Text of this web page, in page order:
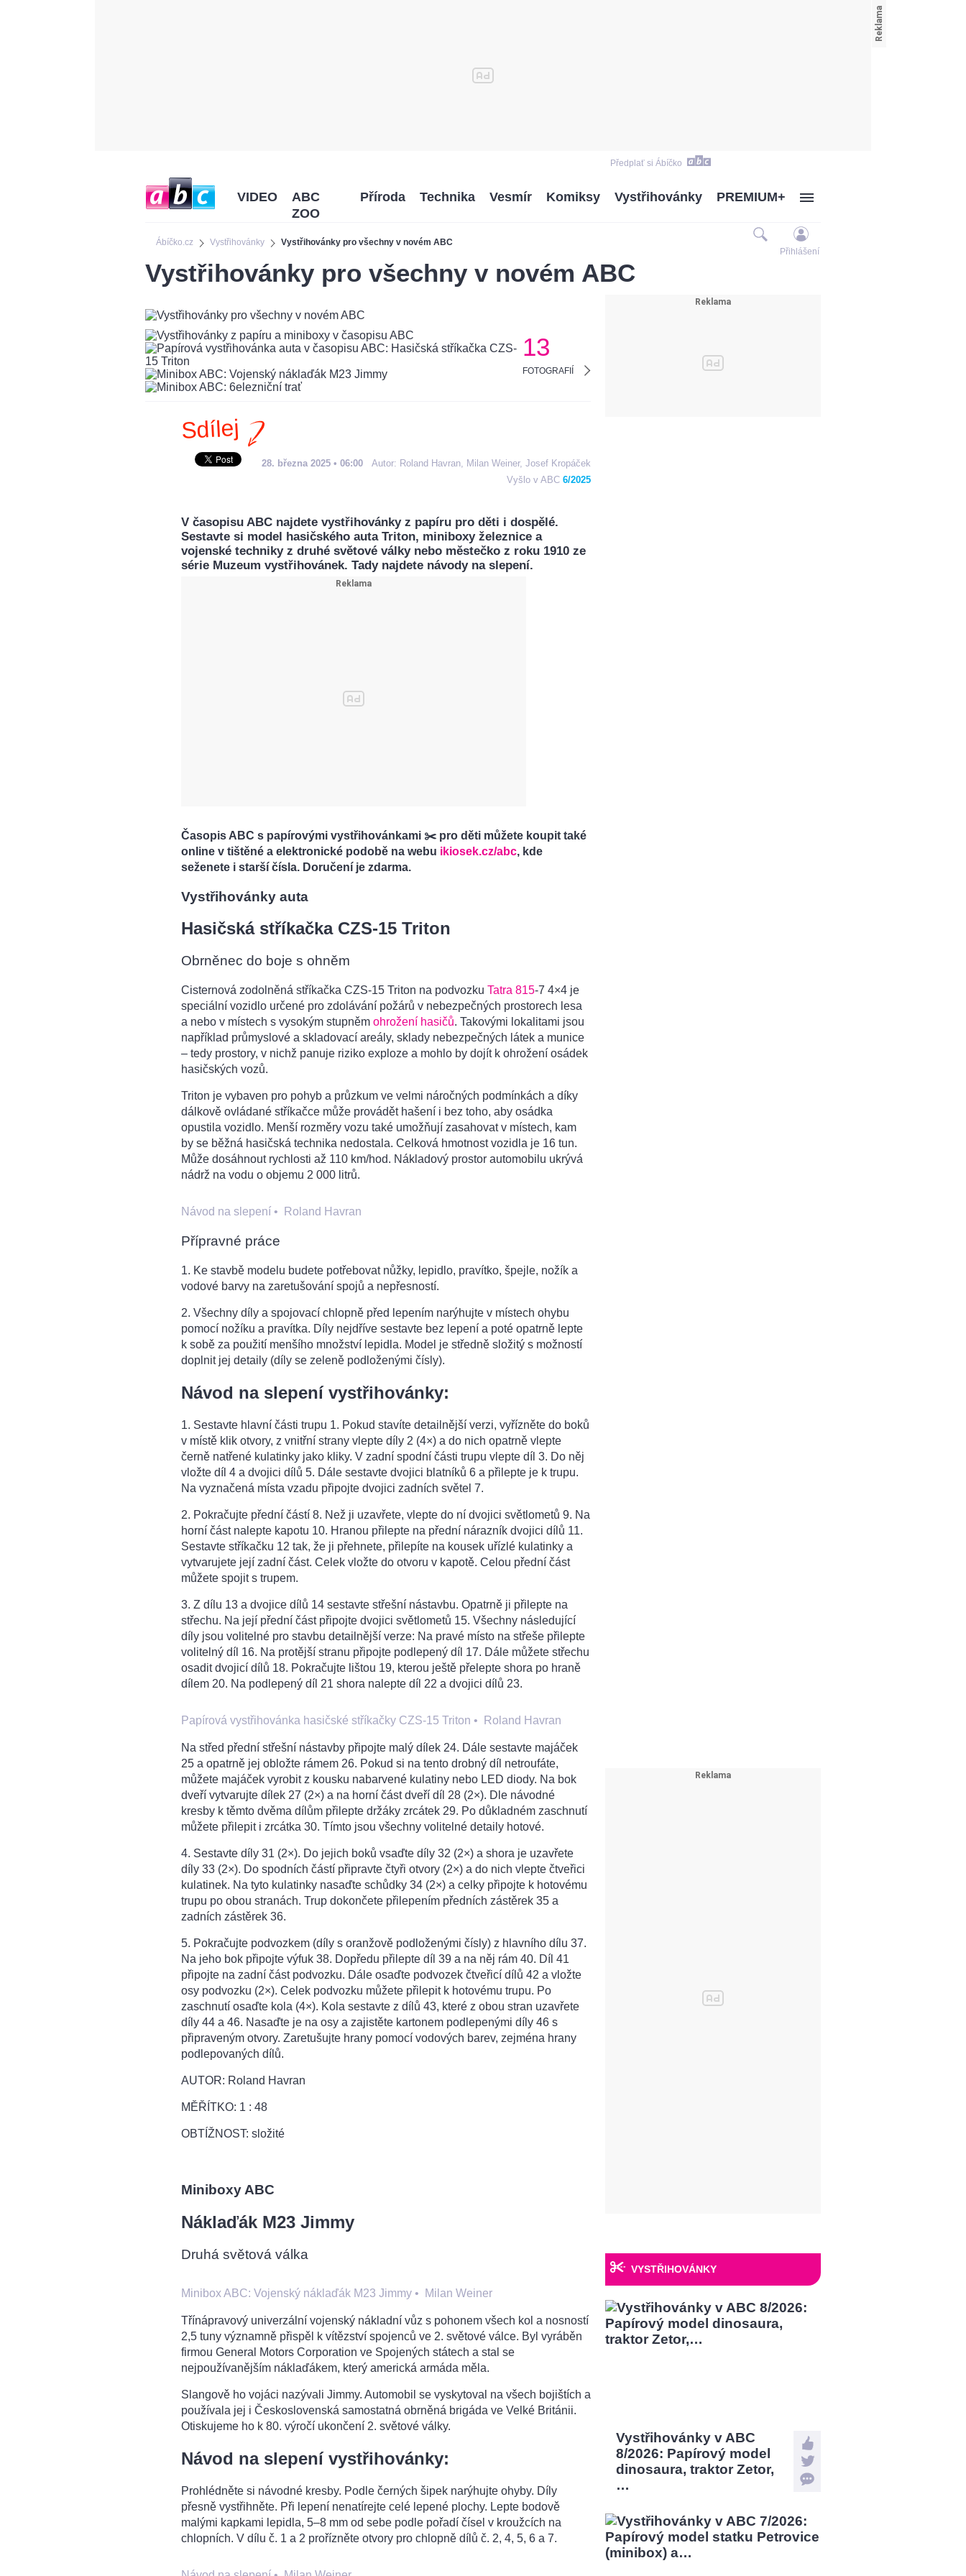
Předplať si Ábíčko
Ábíčko.cz Vystřihovánky Vystřihovánky pro všechny v novém ABC
VIDEO
ABC
ZOO
Příroda Technika Vesmír Komiksy Vystřihovánky PREMIUM+
Přihlášení
Vystřihovánky pro všechny v novém ABC
13
FOTOGRAFIÍ
Sdílej
28. března 2025 • 06:00 Autor: Roland Havran, Milan Weiner, Josef Kropáček
Vyšlo v ABC 6/2025
V časopisu ABC najdete vystřihovánky z papíru pro děti i dospělé.
Sestavte si model hasičského auta Triton, miniboxy železnice a
vojenské techniky z druhé světové války nebo městečko z roku 1910 ze
série Muzeum vystřihovánek. Tady najdete návody na slepení.
Časopis ABC s papírovými vystřihovánkami ✂️ pro děti můžete koupit také
online v tištěné a elektronické podobě na webu ikiosek.cz/abc, kde
seženete i starší čísla. Doručení je zdarma.
Vystřihovánky auta
Hasičská stříkačka CZS-15 Triton
Obrněnec do boje s ohněm
Cisternová zodolněná stříkačka CZS-15 Triton na podvozku Tatra 815-7 4×4 je
speciální vozidlo určené pro zdolávání požárů v nebezpečných prostorech lesa
a nebo v místech s vysokým stupněm ohrožení hasičů. Takovými lokalitami jsou
například průmyslové a skladovací areály, sklady nebezpečných látek a munice
– tedy prostory, v nichž panuje riziko exploze a mohlo by dojít k ohrožení osádek
hasičských vozů.
Triton je vybaven pro pohyb a průzkum ve velmi náročných podmínkách a díky
dálkově ovládané stříkačce může provádět hašení i bez toho, aby osádka
opustila vozidlo. Menší rozměry vozu také umožňují zasahovat v místech, kam
by se běžná hasičská technika nedostala. Celková hmotnost vozidla je 16 tun.
Může dosáhnout rychlosti až 110 km/hod. Nákladový prostor automobilu ukrývá
nádrž na vodu o objemu 2 000 litrů.
Návod na slepení • Roland Havran
Přípravné práce
1. Ke stavbě modelu budete potřebovat nůžky, lepidlo, pravítko, špejle, nožík a
vodové barvy na zaretušování spojů a nepřesností.
2. Všechny díly a spojovací chlopně před lepením narýhujte v místech ohybu
pomocí nožíku a pravítka. Díly nejdříve sestavte bez lepení a poté opatrně lepte
k sobě za použití menšího množství lepidla. Model je středně složitý s možností
doplnit jej detaily (díly se zeleně podloženými čísly).
Návod na slepení vystřihovánky:
1. Sestavte hlavní části trupu 1. Pokud stavíte detailnější verzi, vyřízněte do boků
v místě klik otvory, z vnitřní strany vlepte díly 2 (4×) a do nich opatrně vlepte
černě natřené kulatinky jako kliky. V zadní spodní části trupu vlepte díl 3. Do něj
vložte díl 4 a dvojici dílů 5. Dále sestavte dvojici blatníků 6 a přilepte je k trupu.
Na vyznačená místa vzadu připojte dvojici zadních světel 7.
2. Pokračujte přední částí 8. Než ji uzavřete, vlepte do ní dvojici světlometů 9. Na
horní část nalepte kapotu 10. Hranou přilepte na přední nárazník dvojici dílů 11.
Sestavte stříkačku 12 tak, že ji přehnete, přilepíte na kousek uřízlé kulatinky a
vytvarujete její zadní část. Celek vložte do otvoru v kapotě. Celou přední část
můžete spojit s trupem.
3. Z dílu 13 a dvojice dílů 14 sestavte střešní nástavbu. Opatrně ji přilepte na
střechu. Na její přední část připojte dvojici světlometů 15. Všechny následující
díly jsou volitelné pro stavbu detailnější verze: Na pravé místo na střeše přilepte
volitelný díl 16. Na protější stranu připojte podlepený díl 17. Dále můžete střechu
osadit dvojicí dílů 18. Pokračujte lištou 19, kterou ještě přelepte shora po hraně
dílem 20. Na podlepený díl 21 shora nalepte díl 22 a dvojici dílů 23.
Papírová vystřihovánka hasičské stříkačky CZS-15 Triton • Roland Havran
Na střed přední střešní nástavby připojte malý dílek 24. Dále sestavte majáček
25 a opatrně jej obložte rámem 26. Pokud si na tento drobný díl netroufáte,
můžete majáček vyrobit z kousku nabarvené kulatiny nebo LED diody. Na bok
dveří vytvarujte dílek 27 (2×) a na horní část dveří díl 28 (2×). Dle návodné
kresby k těmto dvěma dílům přilepte držáky zrcátek 29. Po důkladném zaschnutí
můžete přilepit i zrcátka 30. Tímto jsou všechny volitelné detaily hotové.
4. Sestavte díly 31 (2×). Do jejich boků vsaďte díly 32 (2×) a shora je uzavřete
díly 33 (2×). Do spodních částí připravte čtyři otvory (2×) a do nich vlepte čtveřici
kulatinek. Na tyto kulatinky nasaďte schůdky 34 (2×) a celky připojte k hotovému
trupu po obou stranách. Trup dokončete přilepením předních zástěrek 35 a
zadních zástěrek 36.
5. Pokračujte podvozkem (díly s oranžově podloženými čísly) z hlavního dílu 37.
Na jeho bok připojte výfuk 38. Dopředu přilepte díl 39 a na něj rám 40. Díl 41
připojte na zadní část podvozku. Dále osaďte podvozek čtveřicí dílů 42 a vložte
osy podvozku (2×). Celek podvozku můžete přilepit k hotovému trupu. Po
zaschnutí osaďte kola (4×). Kola sestavte z dílů 43, které z obou stran uzavřete
díly 44 a 46. Nasaďte je na osy a zajistěte kartonem podlepenými díly 46 s
připraveným otvory. Zaretušujte hrany pomocí vodových barev, zejména hrany
podlepovaných dílů.
AUTOR: Roland Havran
MĚŘÍTKO: 1 : 48
OBTÍŽNOST: složité
Miniboxy ABC
Náklaďák M23 Jimmy
Druhá světová válka
Minibox ABC: Vojenský náklaďák M23 Jimmy • Milan Weiner
Třínápravový univerzální vojenský nákladní vůz s pohonem všech kol a nosností
2,5 tuny významně přispěl k vítězství spojenců ve 2. světové válce. Byl vyráběn
firmou General Motors Corporation ve Spojených státech a stal se
nejpoužívanějším náklaďákem, který americká armáda měla.
Slangově ho vojáci nazývali Jimmy. Automobil se vyskytoval na všech bojištích a
používala jej i Československá samostatná obrněná brigáda ve Velké Británii.
Otiskujeme ho k 80. výročí ukončení 2. světové války.
Návod na slepení vystřihovánky:
Prohlédněte si návodné kresby. Podle černých šipek narýhujte ohyby. Díly
přesně vystřihněte. Při lepení nenatírejte celé lepené plochy. Lepte bodově
malými kapkami lepidla, 5–8 mm od sebe podle pořadí čísel v kroužcích na
chlopních. V dílu č. 1 a 2 prořízněte otvory pro chlopně dílů č. 2, 4, 5, 6 a 7.
VYSTŘIHOVÁNKY
Vystřihovánky v ABC
8/2026: Papírový model
dinosaura, traktor Zetor,
…